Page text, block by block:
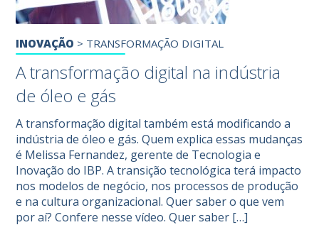
INOVAÇÃO > TRANSFORMAÇÃO DIGITAL
A transformação digital na indústria
de óleo e gás
A transformação digital também está modificando a
indústria de óleo e gás. Quem explica essas mudanças
é Melissa Fernandez, gerente de Tecnologia e
Inovação do IBP. A transição tecnológica terá impacto
nos modelos de negócio, nos processos de produção
e na cultura organizacional. Quer saber o que vem
por aí? Confere nesse vídeo. Quer saber […]